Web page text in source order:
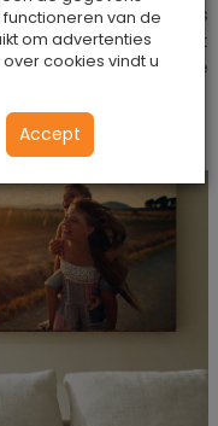
onderzetters
bedrijven gebruikt
hun klanten te
van de
om advertenties
cookies vindt u
Accept